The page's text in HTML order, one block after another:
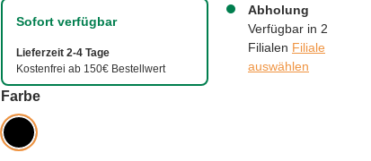
Sofort verfügbar
Lieferzeit 2-4 Tage
Kostenfrei ab 150€ Bestellwert
Abholung
Verfügbar in 2
Filialen Filiale
auswählen
Farbeauswählen